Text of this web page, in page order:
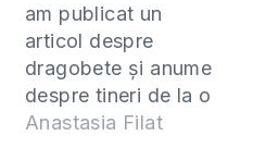
am publicat un
articol despre
dragobete și anume
despre tineri de la o
universitate din țară,
Anastasia Filat